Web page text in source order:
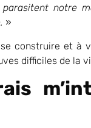
notre
»
construire et à
difficiles de la